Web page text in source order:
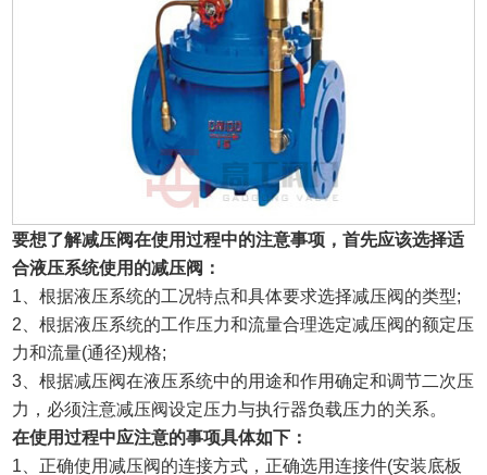
要想了解减压阀在使用过程中的注意事项，首先应该选择适
合液压系统使用的减压阀：
1、根据液压系统的工况特点和具体要求选择减压阀的类型;
2、根据液压系统的工作压力和流量合理选定减压阀的额定压
力和流量(通径)规格;
3、根据减压阀在液压系统中的用途和作用确定和调节二次压
力，必须注意减压阀设定压力与执行器负载压力的关系。
在使用过程中应注意的事项具体如下：
1、正确使用减压阀的连接方式，正确选用连接件(安装底板